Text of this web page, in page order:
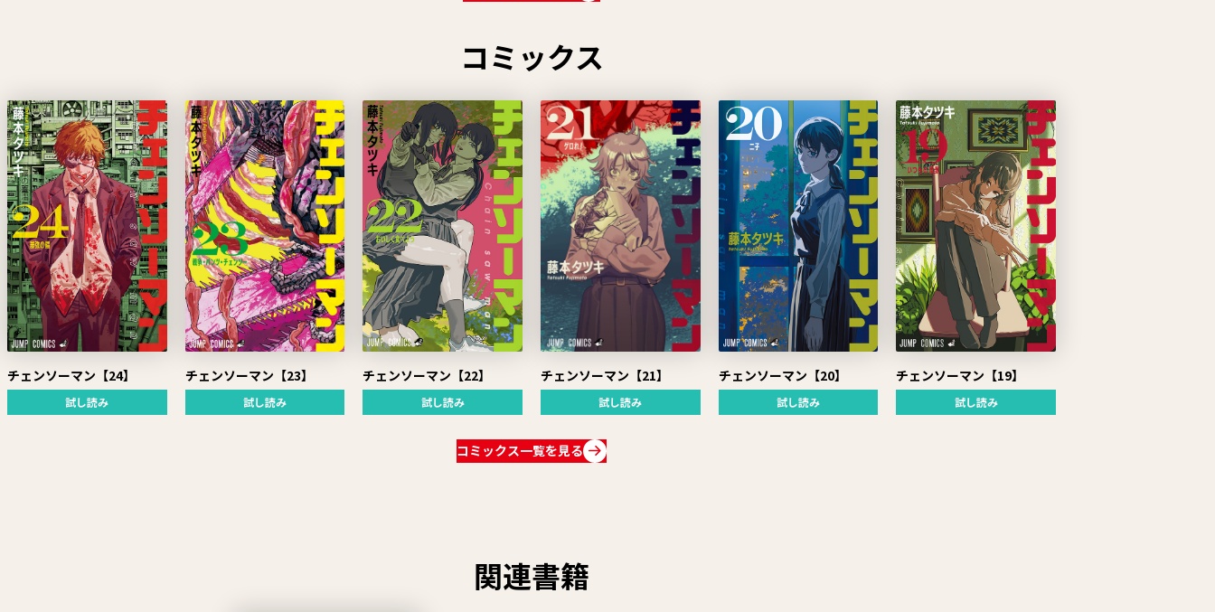
コミックス
チェンソーマン【24】
試し読み
チェンソーマン【23】
試し読み
チェンソーマン【22】
試し読み
チェンソーマン【21】
試し読み
チェンソーマン【20】
試し読み
チェンソーマン【19】
試し読み
コミックス一覧を見る
関連書籍